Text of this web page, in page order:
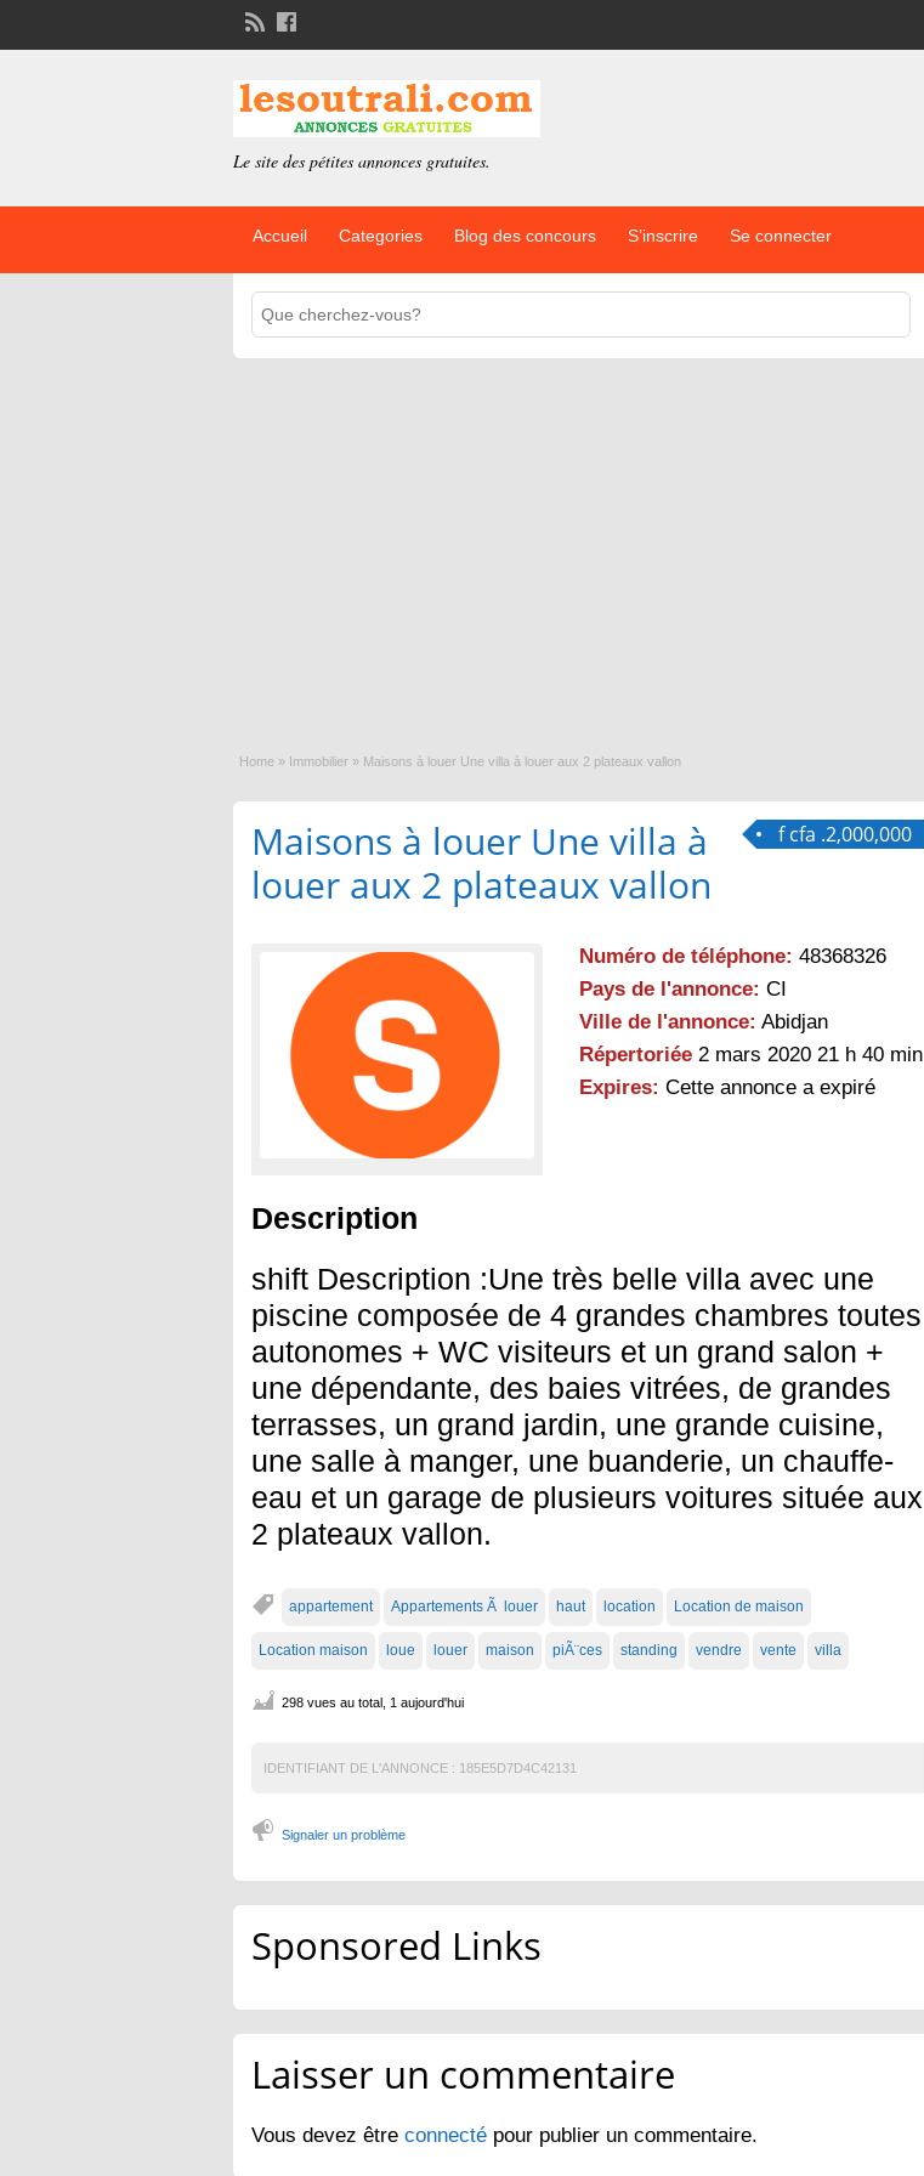
Le site des pétites annonces gratuites.
Accueil Categories Blog des concours S’inscrire Se connecter
Home » Immobilier » Maisons à louer Une villa à louer aux 2 plateaux vallon
f cfa .2,000,000
Maisons à louer Une villa à
louer aux 2 plateaux vallon
Numéro de téléphone: 48368326
Pays de l'annonce: CI
Ville de l'annonce: Abidjan
Répertoriée 2 mars 2020 21 h 40 min
Expires: Cette annonce a expiré
Description
shift Description :Une très belle villa avec une
piscine composée de 4 grandes chambres toutes
autonomes + WC visiteurs et un grand salon +
une dépendante, des baies vitrées, de grandes
terrasses, un grand jardin, une grande cuisine,
une salle à manger, une buanderie, un chauffe-
eau et un garage de plusieurs voitures située aux
2 plateaux vallon.
appartement Appartements Ã louer haut location Location de maison
Location maison loue louer maison piÃ¨ces standing vendre vente villa
298 vues au total, 1 aujourd'hui
IDENTIFIANT DE L'ANNONCE : 185E5D7D4C42131
Signaler un problème
Sponsored Links
Laisser un commentaire
Vous devez être connecté pour publier un commentaire.